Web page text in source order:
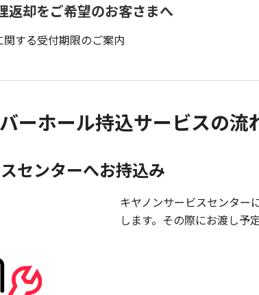
返却をご希望のお客さまへ
する受付期限のご案内
ーホール持込サービスの流
センターへお持込み
キヤノンサービスセンター
します。その際にお渡し予